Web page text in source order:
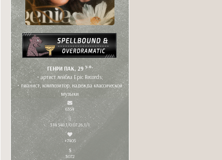
ГЕНРИ ПАК, 29 y.o.
• артист лейбла Epic Records;
• пианист, композитор, надежда классической
музыки
6354
314 548,1/0 07.26,1/1
+7405
3072